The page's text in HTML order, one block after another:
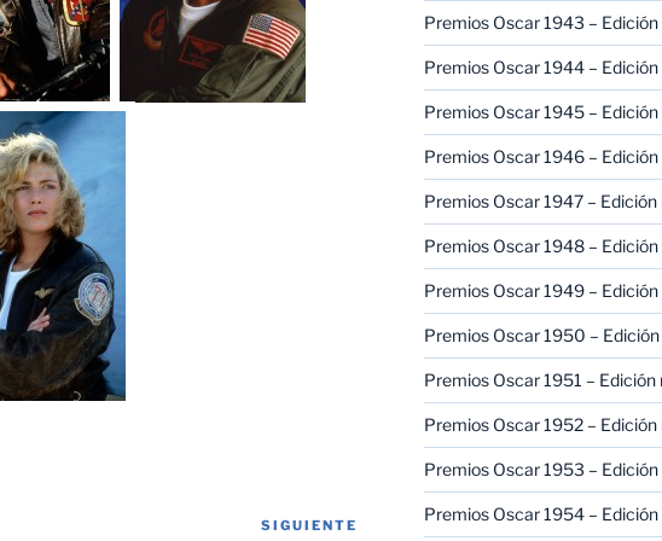
SIGUIENTE
Premios Oscar 1943 –
Premios Oscar 1944 –
Premios Oscar 1945 – Edición
Premios Oscar 1946 –
Premios Oscar 1947 – Edición
Premios Oscar 1948 –
Premios Oscar 1949 – Edición
Premios Oscar 1950 –
Premios Oscar 1951 – Edición
Premios Oscar 1952 –
Premios Oscar 1953 –
Premios Oscar 1954 –